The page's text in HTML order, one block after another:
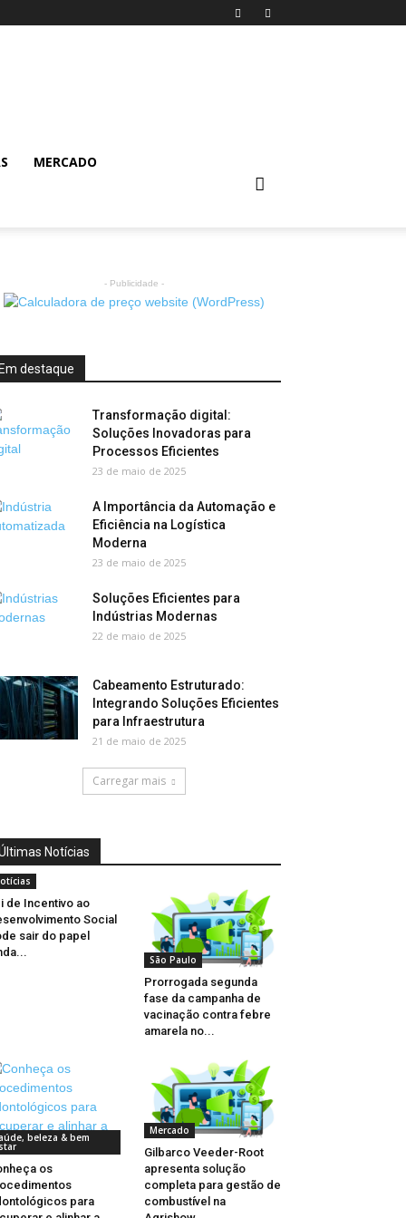
MERCADO
- Publicidade -
Em destaque
Transformação digital:
Soluções Inovadoras para
Processos Eficientes
23 de maio de 2025
A Importância da Automação e
Eficiência na Logística
Moderna
23 de maio de 2025
Soluções Eficientes para
Indústrias Modernas
22 de maio de 2025
Cabeamento Estruturado:
Integrando Soluções Eficientes
para Infraestrutura
21 de maio de 2025
Carregar mais
Notícias
de Incentivo ao
Social
sair do papel
São Paulo
Prorrogada segunda
fase da campanha de
vacinação contra febre
amarela no...
beleza & bem
os
para
Mercado
Gilbarco Veeder-Root
apresenta solução
completa para gestão de
combustível na